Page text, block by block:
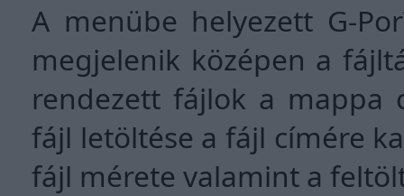
A menübe helyezett G-
megjelenik középen a
rendezett fájlok a mappa
fájl letöltése a fájl címére
fájl mérete valamint a